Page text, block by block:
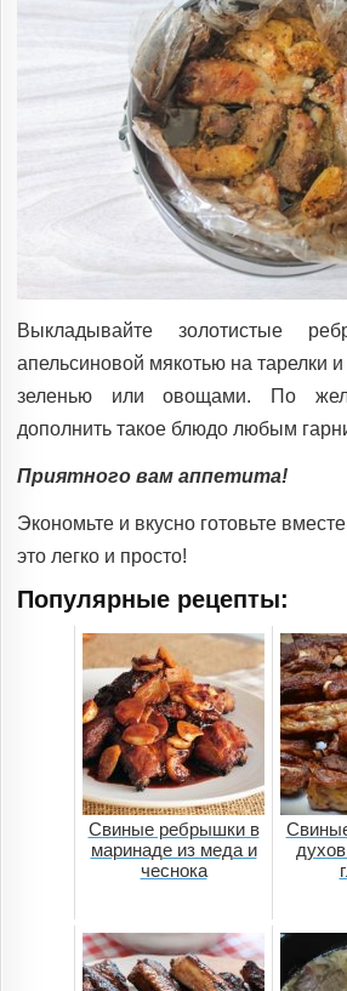
Выкладывайте золотистые
апельсиновой мякотью на тарелки и
зеленью или овощами. По
дополнить такое блюдо любым
Приятного вам аппетита!
Экономьте и вкусно готовьте
это легко и просто!
Популярные рецепты:
Свиные ребрышки в
маринаде из меда и
чеснока